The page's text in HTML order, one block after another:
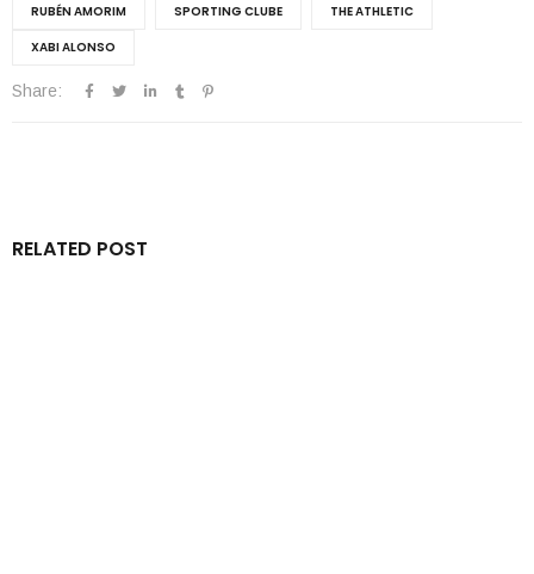
RUBÉN AMORIM
SPORTING CLUBE
THE ATHLETIC
XABI ALONSO
Share:
RELATED POST